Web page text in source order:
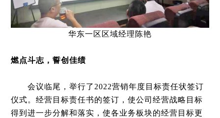
华东一区区域经理陈艳
燃点斗志，誓创佳绩
会议临尾，举行了2022营销年度目标责任状签订
仪式。经营目标责任书的签订，使公司经营战略目标
得到进一步分解和落实，使各业务板块的经营目标更